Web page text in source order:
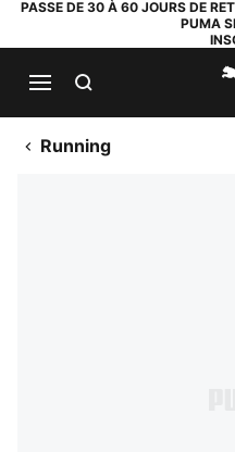
PASSE DE 30 À 60 JOURS DE
PUMA
Running